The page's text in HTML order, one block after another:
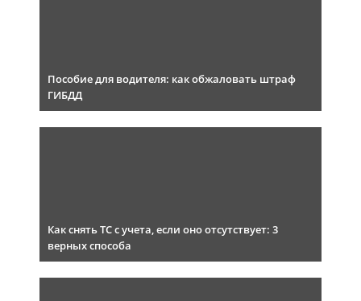
Пособие для водителя: как обжаловать штраф
ГИБДД
Как снять ТС с учета, если оно отсутствует: 3
верных способа